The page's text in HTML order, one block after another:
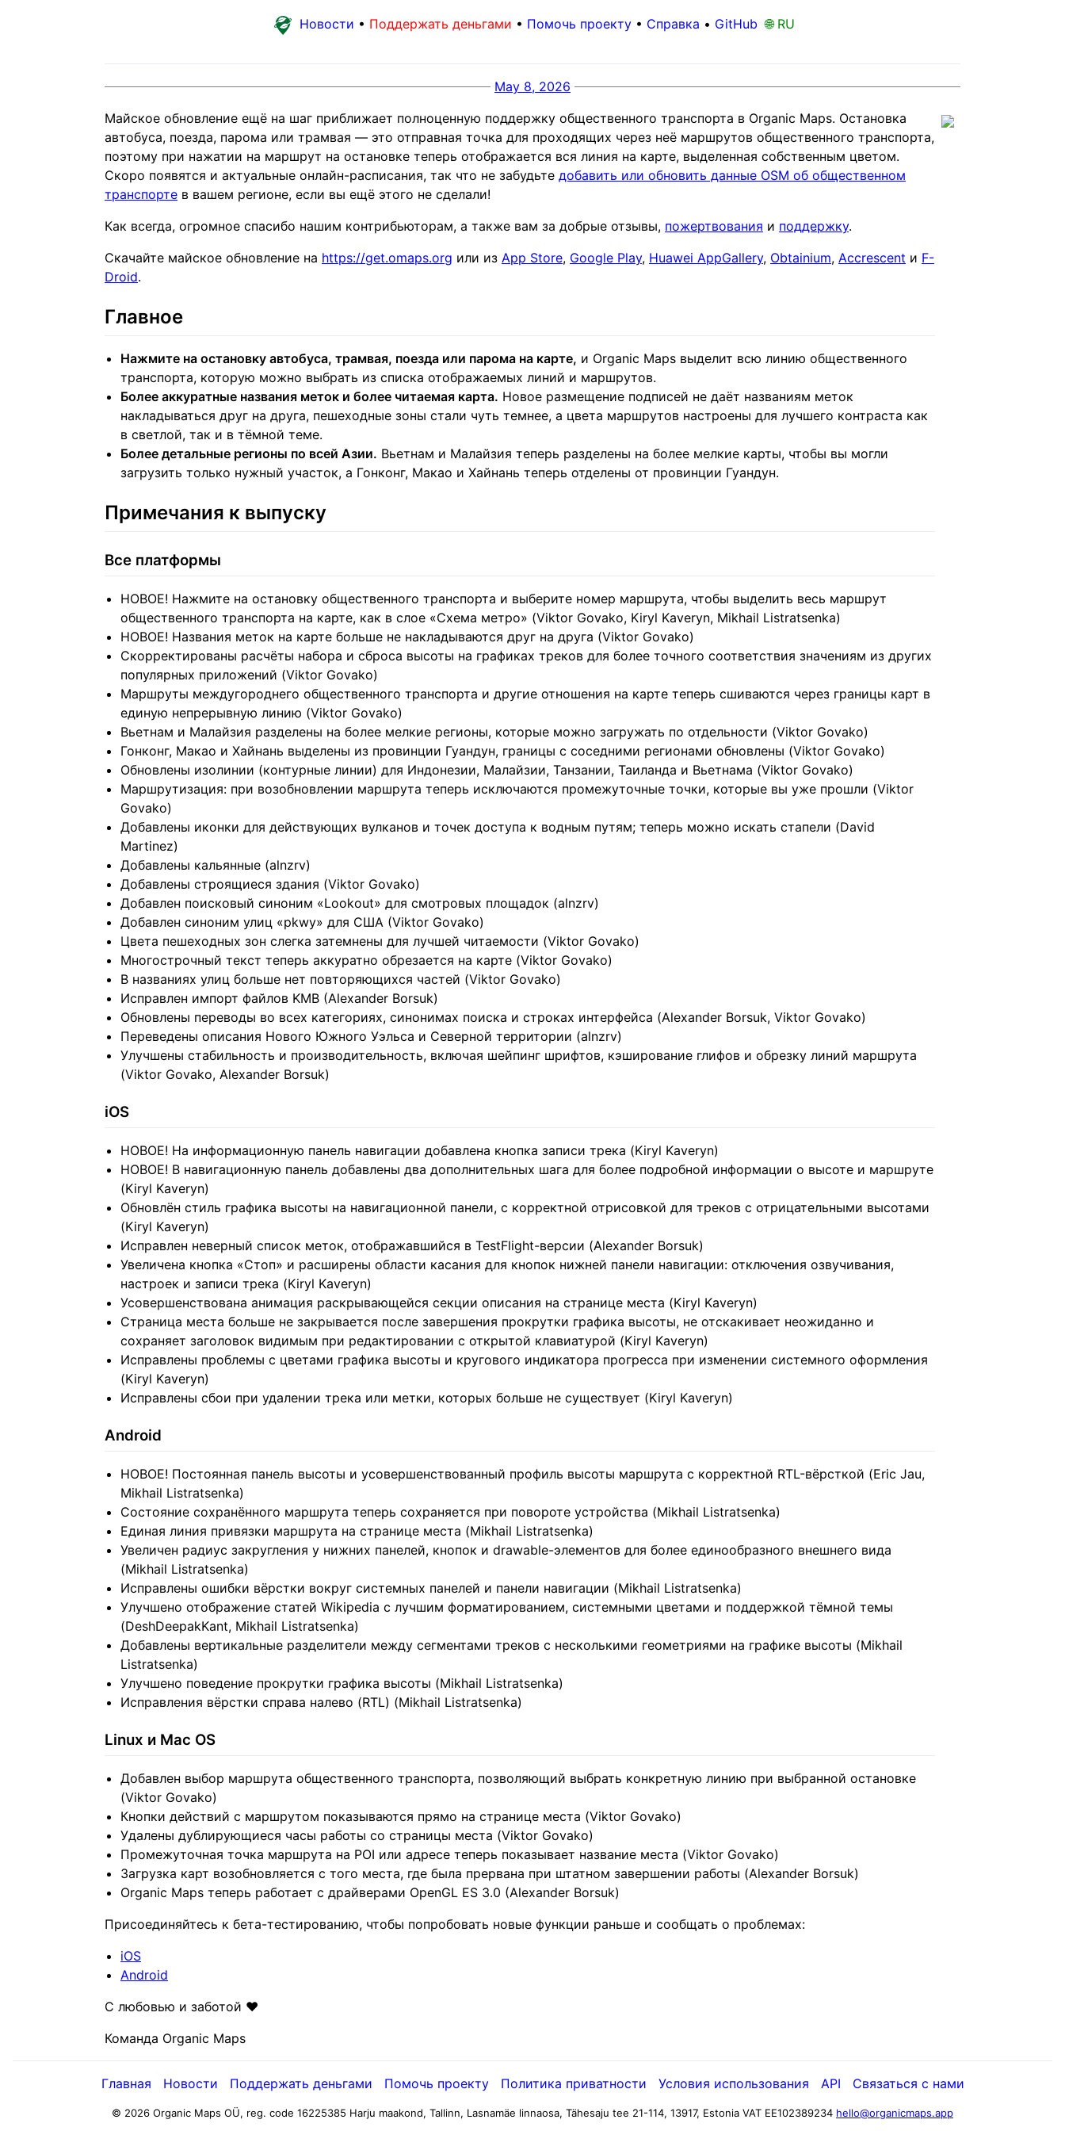
Новости • Поддержать деньгами • Помочь проекту • Справка • GitHub 🌐 RU
May 8, 2026
Майское обновление ещё на шаг приближает полноценную поддержку общественного транспорта в Organic Maps. Остановка
автобуса, поезда, парома или трамвая — это отправная точка для проходящих через неё маршрутов общественного транспорта,
поэтому при нажатии на маршрут на остановке теперь отображается вся линия на карте, выделенная собственным цветом.
Скоро появятся и актуальные онлайн-расписания, так что не забудьте добавить или обновить данные OSM об общественном
транспорте в вашем регионе, если вы ещё этого не сделали!
Как всегда, огромное спасибо нашим контрибьюторам, а также вам за добрые отзывы, пожертвования и поддержку.
Скачайте майское обновление на https://get.omaps.org или из App Store, Google Play, Huawei AppGallery, Obtainium, Accrescent и F-
Droid.
Главное
Нажмите на остановку автобуса, трамвая, поезда или парома на карте, и Organic Maps выделит всю линию общественного
транспорта, которую можно выбрать из списка отображаемых линий и маршрутов.
Более аккуратные названия меток и более читаемая карта. Новое размещение подписей не даёт названиям меток
накладываться друг на друга, пешеходные зоны стали чуть темнее, а цвета маршрутов настроены для лучшего контраста как
в светлой, так и в тёмной теме.
Более детальные регионы по всей Азии. Вьетнам и Малайзия теперь разделены на более мелкие карты, чтобы вы могли
загрузить только нужный участок, а Гонконг, Макао и Хайнань теперь отделены от провинции Гуандун.
Примечания к выпуску
Все платформы
НОВОЕ! Нажмите на остановку общественного транспорта и выберите номер маршрута, чтобы выделить весь маршрут
общественного транспорта на карте, как в слое «Схема метро» (Viktor Govako, Kiryl Kaveryn, Mikhail Listratsenka)
НОВОЕ! Названия меток на карте больше не накладываются друг на друга (Viktor Govako)
Скорректированы расчёты набора и сброса высоты на графиках треков для более точного соответствия значениям из других
популярных приложений (Viktor Govako)
Маршруты междугороднего общественного транспорта и другие отношения на карте теперь сшиваются через границы карт в
единую непрерывную линию (Viktor Govako)
Вьетнам и Малайзия разделены на более мелкие регионы, которые можно загружать по отдельности (Viktor Govako)
Гонконг, Макао и Хайнань выделены из провинции Гуандун, границы с соседними регионами обновлены (Viktor Govako)
Обновлены изолинии (контурные линии) для Индонезии, Малайзии, Танзании, Таиланда и Вьетнама (Viktor Govako)
Маршрутизация: при возобновлении маршрута теперь исключаются промежуточные точки, которые вы уже прошли (Viktor
Govako)
Добавлены иконки для действующих вулканов и точек доступа к водным путям; теперь можно искать стапели (David
Martinez)
Добавлены кальянные (alnzrv)
Добавлены строящиеся здания (Viktor Govako)
Добавлен поисковый синоним «Lookout» для смотровых площадок (alnzrv)
Добавлен синоним улиц «pkwy» для США (Viktor Govako)
Цвета пешеходных зон слегка затемнены для лучшей читаемости (Viktor Govako)
Многострочный текст теперь аккуратно обрезается на карте (Viktor Govako)
В названиях улиц больше нет повторяющихся частей (Viktor Govako)
Исправлен импорт файлов KMB (Alexander Borsuk)
Обновлены переводы во всех категориях, синонимах поиска и строках интерфейса (Alexander Borsuk, Viktor Govako)
Переведены описания Нового Южного Уэльса и Северной территории (alnzrv)
Улучшены стабильность и производительность, включая шейпинг шрифтов, кэширование глифов и обрезку линий маршрута
(Viktor Govako, Alexander Borsuk)
iOS
НОВОЕ! На информационную панель навигации добавлена кнопка записи трека (Kiryl Kaveryn)
НОВОЕ! В навигационную панель добавлены два дополнительных шага для более подробной информации о высоте и маршруте
(Kiryl Kaveryn)
Обновлён стиль графика высоты на навигационной панели, с корректной отрисовкой для треков с отрицательными высотами
(Kiryl Kaveryn)
Исправлен неверный список меток, отображавшийся в TestFlight-версии (Alexander Borsuk)
Увеличена кнопка «Стоп» и расширены области касания для кнопок нижней панели навигации: отключения озвучивания,
настроек и записи трека (Kiryl Kaveryn)
Усовершенствована анимация раскрывающейся секции описания на странице места (Kiryl Kaveryn)
Страница места больше не закрывается после завершения прокрутки графика высоты, не отскакивает неожиданно и
сохраняет заголовок видимым при редактировании с открытой клавиатурой (Kiryl Kaveryn)
Исправлены проблемы с цветами графика высоты и кругового индикатора прогресса при изменении системного оформления
(Kiryl Kaveryn)
Исправлены сбои при удалении трека или метки, которых больше не существует (Kiryl Kaveryn)
Android
НОВОЕ! Постоянная панель высоты и усовершенствованный профиль высоты маршрута с корректной RTL-вёрсткой (Eric Jau,
Mikhail Listratsenka)
Состояние сохранённого маршрута теперь сохраняется при повороте устройства (Mikhail Listratsenka)
Единая линия привязки маршрута на странице места (Mikhail Listratsenka)
Увеличен радиус закругления у нижних панелей, кнопок и drawable-элементов для более единообразного внешнего вида
(Mikhail Listratsenka)
Исправлены ошибки вёрстки вокруг системных панелей и панели навигации (Mikhail Listratsenka)
Улучшено отображение статей Wikipedia с лучшим форматированием, системными цветами и поддержкой тёмной темы
(DeshDeepakKant, Mikhail Listratsenka)
Добавлены вертикальные разделители между сегментами треков с несколькими геометриями на графике высоты (Mikhail
Listratsenka)
Улучшено поведение прокрутки графика высоты (Mikhail Listratsenka)
Исправления вёрстки справа налево (RTL) (Mikhail Listratsenka)
Linux и Mac OS
Добавлен выбор маршрута общественного транспорта, позволяющий выбрать конкретную линию при выбранной остановке
(Viktor Govako)
Кнопки действий с маршрутом показываются прямо на странице места (Viktor Govako)
Удалены дублирующиеся часы работы со страницы места (Viktor Govako)
Промежуточная точка маршрута на POI или адресе теперь показывает название места (Viktor Govako)
Загрузка карт возобновляется с того места, где была прервана при штатном завершении работы (Alexander Borsuk)
Organic Maps теперь работает с драйверами OpenGL ES 3.0 (Alexander Borsuk)
Присоединяйтесь к бета-тестированию, чтобы попробовать новые функции раньше и сообщать о проблемах:
iOS
Android
С любовью и заботой ❤️
Команда Organic Maps
Главная Новости Поддержать деньгами Помочь проекту Политика приватности Условия использования API Связаться с нами
© 2026 Organic Maps OÜ, reg. code 16225385 Harju maakond, Tallinn, Lasnamäe linnaosa, Tähesaju tee 21-114, 13917, Estonia VAT EE102389234 hello@organicmaps.app